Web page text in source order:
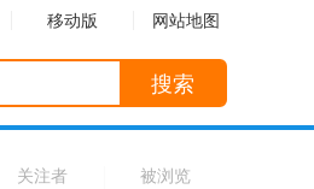
移动版 网站地图
搜索
被浏览
关注者